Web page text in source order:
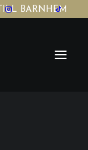
BARNHEM